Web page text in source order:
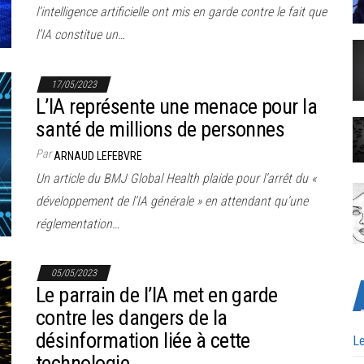
l’intelligence artificielle ont mis en garde contre le fait que
l’IA constitue un…
17/05/2023
L’IA représente une menace pour la
santé de millions de personnes
ParARNAUD LEFEBVRE
Un article du BMJ Global Health plaide pour l’arrêt du «
développement de l’IA générale » en attendant qu’une
réglementation…
05/05/2023
Le parrain de l’IA met en garde
contre les dangers de la
désinformation liée à cette